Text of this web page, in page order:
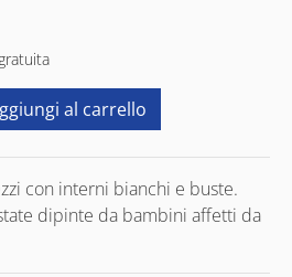
con interni bianchi e buste.
dipinte da bambini affetti da